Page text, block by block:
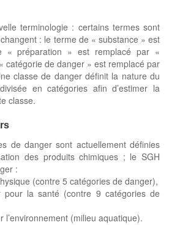
terminologie : certains termes sont
: le terme de « substance » est
« préparation » est remplacé par «
catégorie de danger » est remplacé par
classe de danger définit la nature du
en catégories afin d’estimer la
classe.
de danger sont actuellement définies
des produits chimiques ; le SGH
:
(contre 5 catégories de danger),
la santé (contre 9 catégories de
l’environnement (milieu aquatique).